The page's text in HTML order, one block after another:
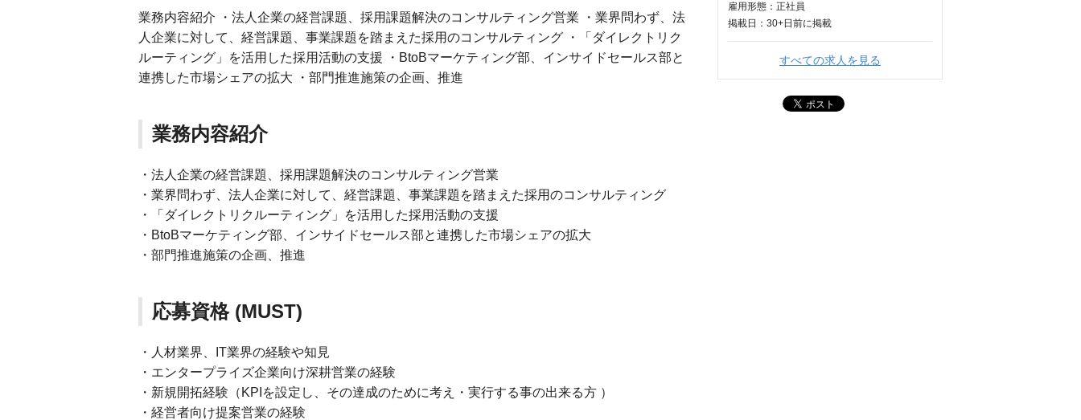
業務内容紹介 ・法人企業の経営課題、採用課題解決のコンサルティング営業 ・業界問わず、法
人企業に対して、経営課題、事業課題を踏まえた採用のコンサルティング ・「ダイレクトリク
ルーティング」を活用した採用活動の支援 ・BtoBマーケティング部、インサイドセールス部と
連携した市場シェアの拡大 ・部門推進施策の企画、推進
業務内容紹介
・法人企業の経営課題、採用課題解決のコンサルティング営業
・業界問わず、法人企業に対して、経営課題、事業課題を踏まえた採用のコンサルティング
・「ダイレクトリクルーティング」を活用した採用活動の支援
・BtoBマーケティング部、インサイドセールス部と連携した市場シェアの拡大
・部門推進施策の企画、推進
応募資格 (MUST)
・人材業界、IT業界の経験や知見
・エンタープライズ企業向け深耕営業の経験
・新規開拓経験（KPIを設定し、その達成のために考え・実行する事の出来る方 ）
・経営者向け提案営業の経験
雇用形態：正社員
掲載日： 30+日 前に掲載
すべての求人を見る